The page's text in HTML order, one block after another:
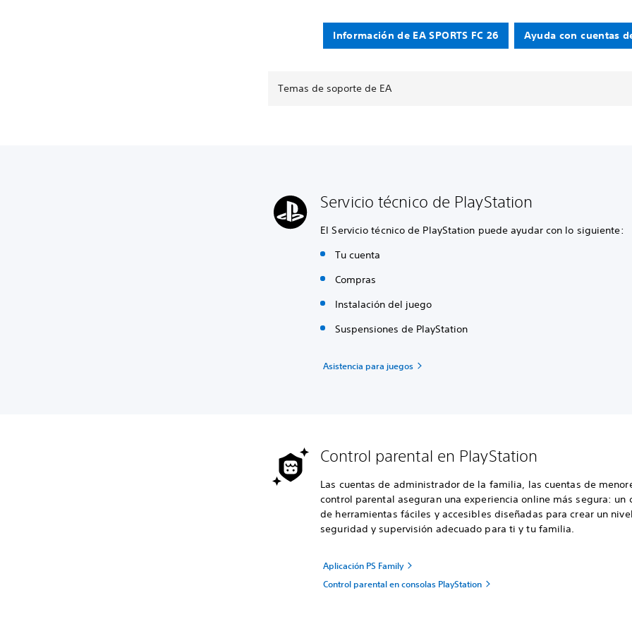
Información de EA SPORTS FC 26 Ayuda con cuentas
Temas de soporte de EA
Servicio técnico de PlayStation
El Servicio técnico de PlayStation puede ayudar con lo siguiente:
Tu cuenta
Compras
Instalación del juego
Suspensiones de PlayStation
Asistencia para juegos
Control parental en PlayStation
Las cuentas de administrador de la familia, las cuentas de
control parental aseguran una experiencia online más segura: un
de herramientas fáciles y accesibles diseñadas para crear un
seguridad y supervisión adecuado para ti y tu familia.
Aplicación PS Family
Control parental en consolas PlayStation